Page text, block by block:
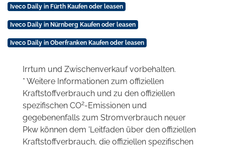
Iveco Daily in Fürth Kaufen oder leasen
Iveco Daily in Nürnberg Kaufen oder leasen
Iveco Daily in Oberfranken Kaufen oder leasen
Irrtum und Zwischenverkauf vorbehalten.
* Weitere Informationen zum offiziellen
Kraftstoffverbrauch und zu den offiziellen
spezifischen CO2-Emissionen und
gegebenenfalls zum Stromverbrauch neuer
Pkw können dem 'Leitfaden über den offiziellen
Kraftstoffverbrauch, die offiziellen spezifischen